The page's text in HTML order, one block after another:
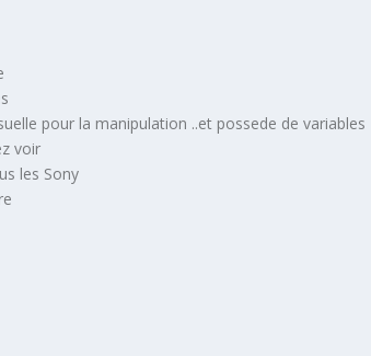
pour la manipulation ..et possede de variables
voir
les Sony